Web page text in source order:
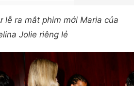
lễ ra mắt phim mới Maria của
Jolie riêng lẻ